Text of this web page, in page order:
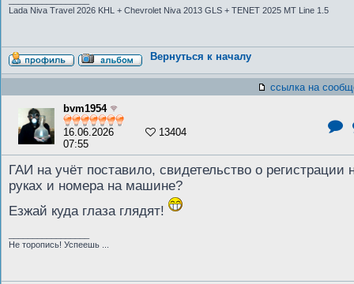
Lada Niva Travel 2026 KHL + Chevrolet Niva 2013 GLS + TENET 2025 MT Line 1.5
Вернуться к началу
ссылка на
bvm1954
16.06.2026
07:55
13404
ГАИ на учёт поставило, свидетельство о регистрации
руках и номера на машине?
Езжай куда глаза глядят!
Не торопись! Успеешь ...